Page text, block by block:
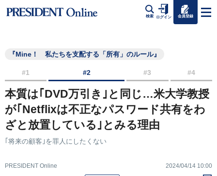
検索 ログイン 会員登録
『Mine！ 私たちを支配する「所有」のルール』
#1 #2 #3 #4
本質は｢DVD万引き｣と同じ…米大学教授
が｢Netflixは不正なパスワード共有をわ
ざと放置している｣とみる理由
｢将来の顧客｣を罪人にしたくない
PRESIDENT Online 2024/04/14 10:00